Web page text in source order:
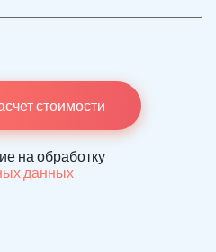
стоимости
на обработку
данных